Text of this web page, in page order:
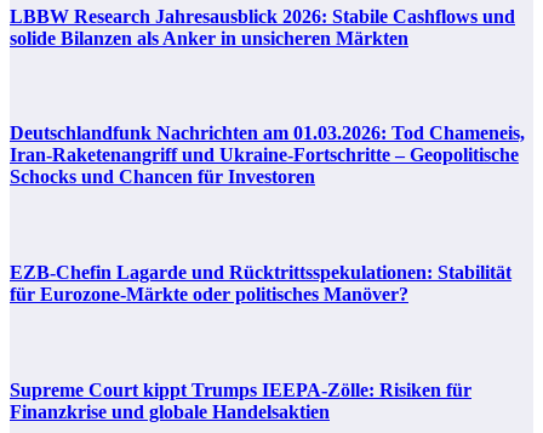
LBBW Research Jahresausblick 2026: Stabile Cashflows und
solide Bilanzen als Anker in unsicheren Märkten
Deutschlandfunk Nachrichten am 01.03.2026: Tod Chameneis,
Iran-Raketenangriff und Ukraine-Fortschritte – Geopolitische
Schocks und Chancen für Investoren
EZB-Chefin Lagarde und Rücktrittsspekulationen: Stabilität
für Eurozone-Märkte oder politisches Manöver?
Supreme Court kippt Trumps IEEPA-Zölle: Risiken für
Finanzkrise und globale Handelsaktien